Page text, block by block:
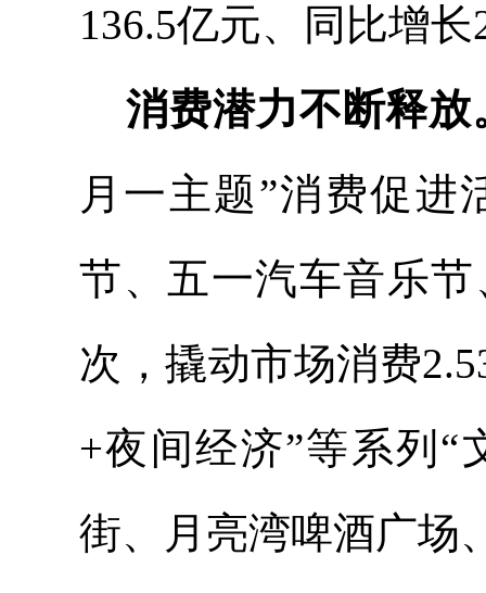
136.5亿元、同比增长
消费潜力不断释放
月一主题”消费促进
节、五一汽车音乐
次，撬动市场消费
+夜间经济”等系列“
街、月亮湾啤酒广场